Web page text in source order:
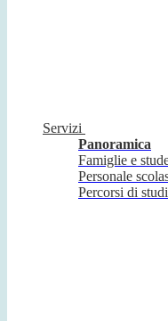
Servizi
Panoramica
Famiglie e
Personale
Percorsi di